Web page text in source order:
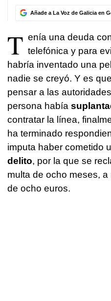
Añade a La Voz de Galicia en
T enía una deuda
telefónica y para
habría inventado una
nadie se creyó. Y es
pensar a las
persona había
contratar la línea,
ha terminado
imputa haber cometido
delito, por la que se
multa de ocho meses,
de ocho euros.